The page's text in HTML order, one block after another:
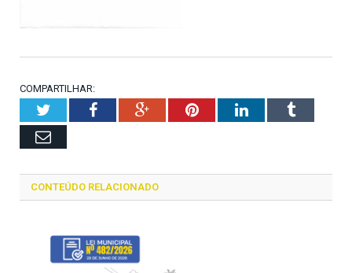
COMPARTILHAR:
TwitterFacebookGoogle+PinterestLinkedInTumblr
Email
CONTEÚDO RELACIONADO